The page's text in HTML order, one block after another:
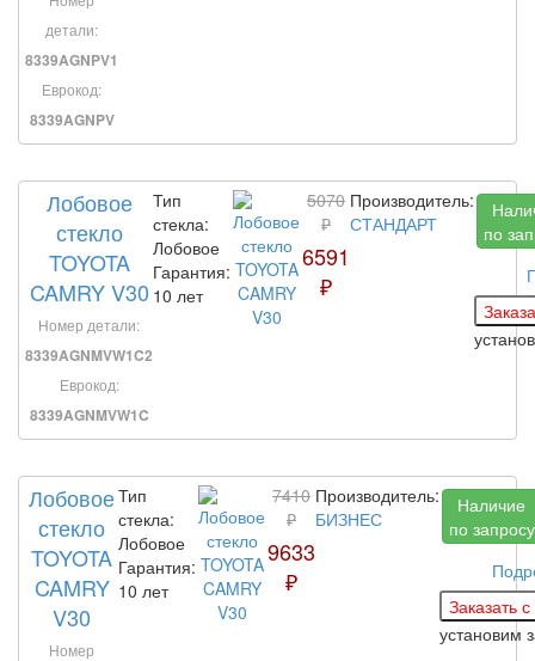
детали:
8339AGNPV1
Еврокод:
8339AGNPV
Лобовое
стекло
TOYOTA
CAMRY V30
Номер детали:
8339AGNMVW1C2
Еврокод:
8339AGNMVW1C
Тип
стекла:
Лобовое
Гарантия:
10 лет
5070
₽
6591
₽
Производитель:
СТАНДАРТ
по
Лобовое
стекло
TOYOTA
CAMRY
V30
Номер
Тип
стекла:
Лобовое
Гарантия:
10 лет
7410
₽
9633
₽
Производитель:
БИЗНЕС
Наличие
по запросу
установим